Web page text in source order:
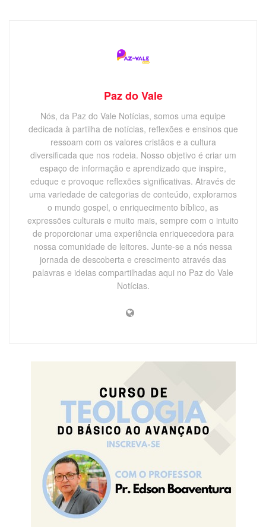
Paz do Vale
Nós, da Paz do Vale Notícias, somos uma equipe
dedicada à partilha de notícias, reflexões e ensinos que
ressoam com os valores cristãos e a cultura
diversificada que nos rodeia. Nosso objetivo é criar um
espaço de informação e aprendizado que inspire,
eduque e provoque reflexões significativas. Através de
uma variedade de categorias de conteúdo, exploramos
o mundo gospel, o enriquecimento bíblico, as
expressões culturais e muito mais, sempre com o intuito
de proporcionar uma experiência enriquecedora para
nossa comunidade de leitores. Junte-se a nós nessa
jornada de descoberta e crescimento através das
palavras e ideias compartilhadas aqui no Paz do Vale
Notícias.